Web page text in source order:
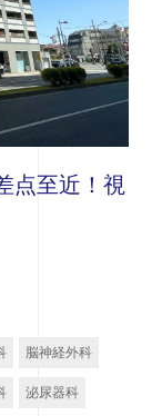
点至近！視
脳神経外科
泌尿器科